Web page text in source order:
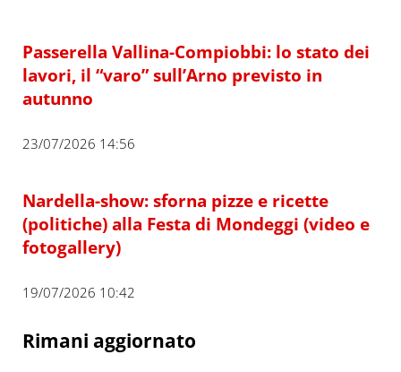
Passerella Vallina-Compiobbi: lo stato dei
lavori, il “varo” sull’Arno previsto in
autunno
23/07/2026 14:56
Nardella-show: sforna pizze e ricette
(politiche) alla Festa di Mondeggi (video e
fotogallery)
19/07/2026 10:42
Rimani aggiornato